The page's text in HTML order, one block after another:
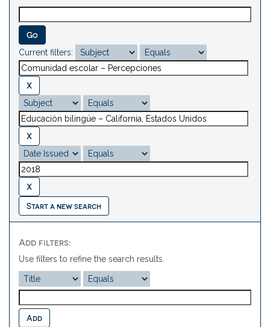
Current filters:
Start a new search
Add filters:
Use filters to refine the search results.